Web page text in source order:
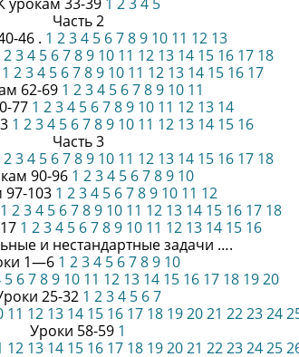
Часть 2
46 . 1 234567891011 1213
234567891011 12131415161718
1 234567891011 121314151617
62-69 1 234567891011
77 1 234567891011 121314
1 234567891011 1213141516
Часть 3
234567891011 12131415161718
90-96 1 2345678910
97-103 1 234 5 6789 10 11 12
1 234567891011 12131415161718
1 234567891011 1213141516
и нестандартные задачи ….
1—6 1 2345678910
567891011 121314151617181920
25-32 1 234 5 67
11 12 13 14 15 16 17 18 192021 222324
Уроки 58-59 1
12 13 14 15 16 17 18 192021 22232425